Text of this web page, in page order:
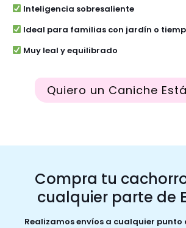
Inteligencia sobresaliente
Ideal para familias con jardín o
Muy leal y equilibrado
Quiero un Caniche
Compra tu
cualquier parte de
Realizamos envíos a cualquier punto